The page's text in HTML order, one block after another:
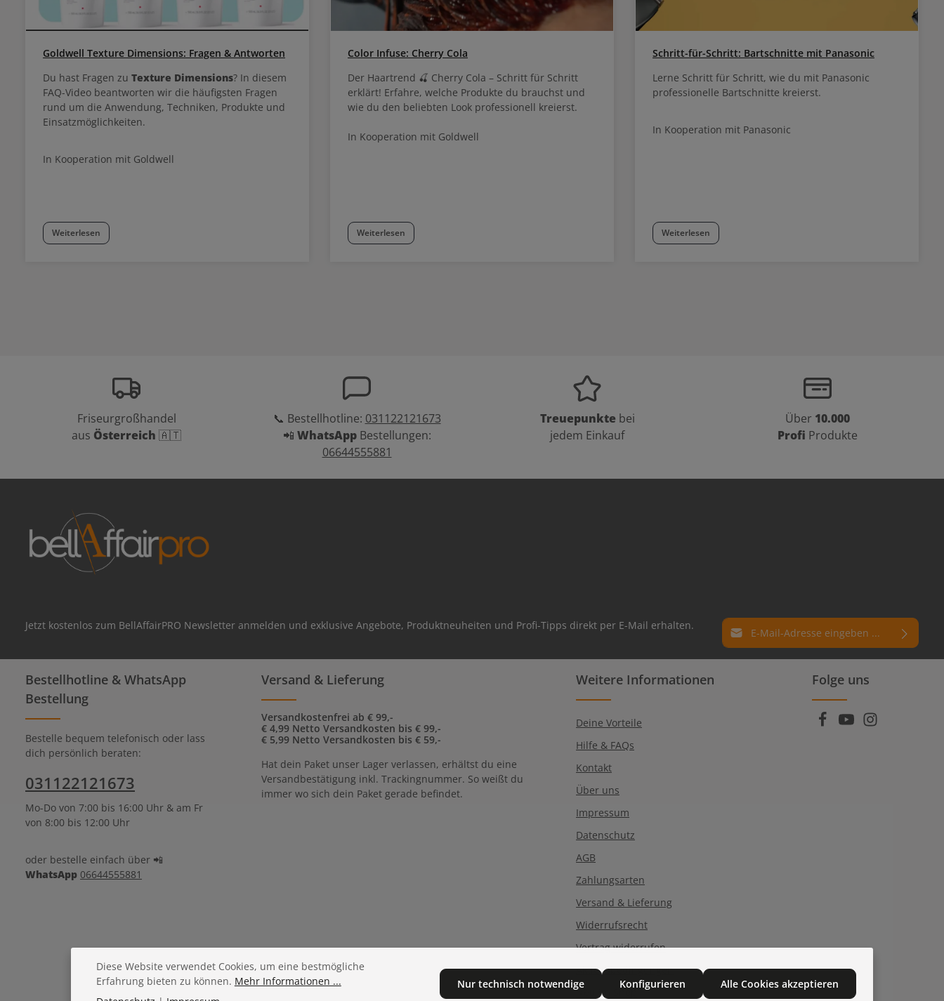
Goldwell Texture Dimensions: Fragen & Antworten
Du hast Fragen zu Texture Dimensions? In diesem
FAQ-Video beantworten wir die häufigsten Fragen
rund um die Anwendung, Techniken, Produkte und
Einsatzmöglichkeiten.
In Kooperation mit Goldwell
Weiterlesen
Color Infuse: Cherry Cola
Der Haartrend 🍒 Cherry Cola – Schritt für Schritt
erklärt! Erfahre, welche Produkte du brauchst und
wie du den beliebten Look professionell kreierst.
In Kooperation mit Goldwell
Weiterlesen
Schritt-für-Schritt: Bartschnitte mit Panasonic
Lerne Schritt für Schritt, wie du mit Panasonic
professionelle Bartschnitte kreierst.
In Kooperation mit Panasonic
Weiterlesen
Friseurgroßhandel
aus Österreich 🇦🇹
📞 Bestellhotline: 031122121673
📲 WhatsAppBestellungen:
06644555881
Treuepunkte bei
jedem Einkauf
Über 10.000
Profi Produkte
Jetzt kostenlos zum BellAffairPRO Newsletter anmelden und exklusive Angebote, Produktneuheiten und Profi-Tipps direkt per E-Mail erhalten. E-Mail-Adresse*
Datenschutz
Datenschutzbestimmungen
zur Kenntnis genommen und die
gelesen und bin mit ihnen einverstanden.
Die mit einem Stern (*) markierten Felder
Bestellhotline & WhatsApp
Bestellung
Bestelle bequem telefonisch oder lass
dich persönlich beraten:
031122121673
Mo-Do von 7:00 bis 16:00 Uhr & am Fr
von 8:00 bis 12:00 Uhr
oder bestelle einfach über 📲
WhatsApp 06644555881
Versand & Lieferung
Versandkostenfrei ab € 99,-
€ 4,99 Netto Versandkosten bis € 99,-
€ 5,99 Netto Versandkosten bis € 59,-
Hat dein Paket unser Lager verlassen, erhältst du eine
Versandbestätigung inkl. Trackingnummer. So weißt du
immer wo sich dein Paket gerade befindet.
Weitere Informationen
Deine Vorteile
Hilfe & FAQs
Kontakt
Über uns
Impressum
Datenschutz
AGB
Zahlungsarten
Versand & Lieferung
Widerrufsrecht
Vertrag widerrufen
Aktionsbedingungen
Neu im Shop
Folge uns
Diese Website verwendet Cookies, um eine bestmögliche
Erfahrung bieten zu können. Mehr Informationen ...
Nur technisch notwendige Konfigurieren Alle Cookies akzeptieren